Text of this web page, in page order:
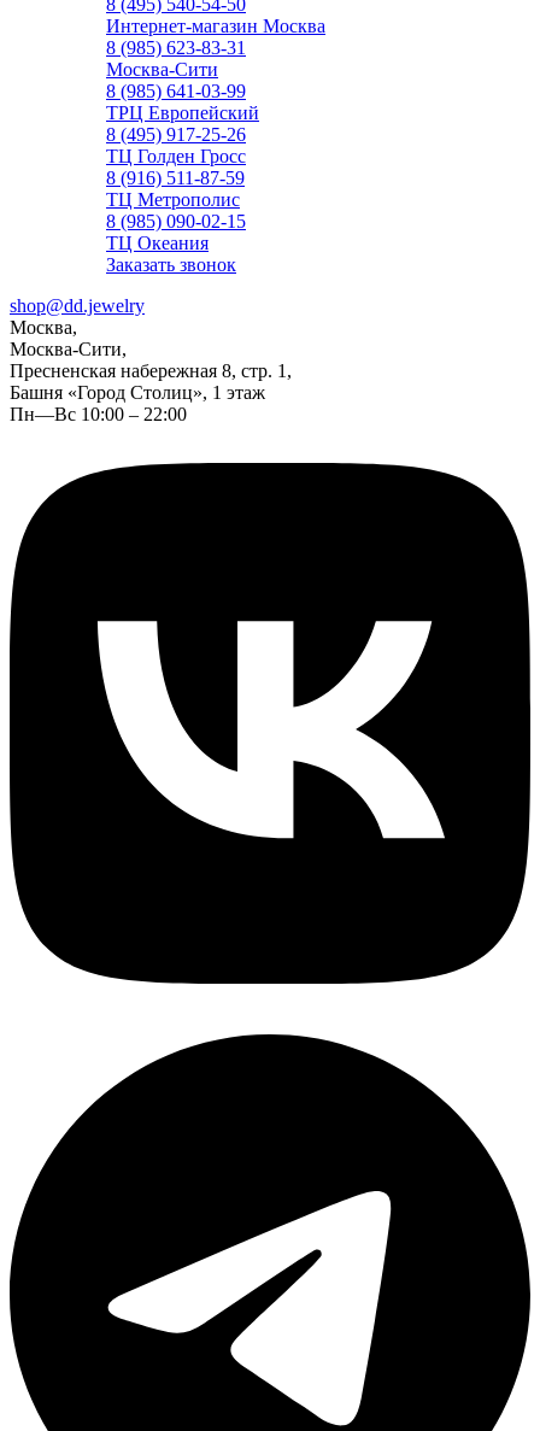
8 (495) 540-54-50
Интернет-магазин Москва
8 (985) 623-83-31
Москва-Сити
8 (985) 641-03-99
ТРЦ Европейский
8 (495) 917-25-26
ТЦ Голден Гросс
8 (916) 511-87-59
ТЦ Метрополис
8 (985) 090-02-15
ТЦ Океания
Заказать звонок
shop@dd.jewelry
Москва,
Москва-Сити,
Пресненская набережная 8, стр. 1,
Башня «Город Столиц», 1 этаж
Пн—Вс 10:00 – 22:00